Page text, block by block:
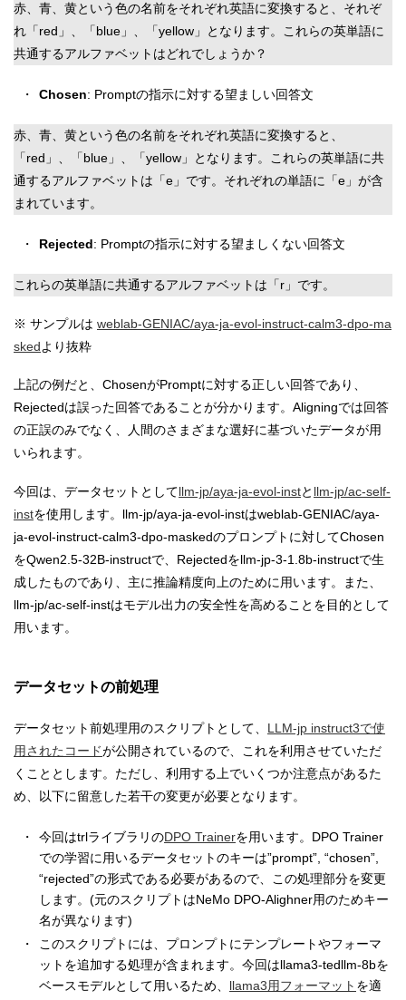
赤、青、黄という色の名前をそれぞれ英語に変換すると、それぞ
れ「red」、「blue」、「yellow」となります。これらの英単語に
共通するアルファベットはどれでしょうか？
Chosen: Promptの指示に対する望ましい回答文
赤、青、黄という色の名前をそれぞれ英語に変換すると、
「red」、「blue」、「yellow」となります。これらの英単語に共
通するアルファベットは「e」です。それぞれの単語に「e」が含
まれています。
Rejected: Promptの指示に対する望ましくない回答文
これらの英単語に共通するアルファベットは「r」です。
※ サンプルは weblab-GENIAC/aya-ja-evol-instruct-calm3-dpo-ma
skedより抜粋
上記の例だと、ChosenがPromptに対する正しい回答であり、
Rejectedは誤った回答であることが分かります。Aligningでは回答
の正誤のみでなく、人間のさまざまな選好に基づいたデータが用
いられます。
今回は、データセットとしてllm-jp/aya-ja-evol-instと llm-jp/ac-self-
instを使用します。llm-jp/aya-ja-evol-instはweblab-GENIAC/aya-
ja-evol-instruct-calm3-dpo-maskedのプロンプトに対してChosen
をQwen2.5-32B-instructで、Rejectedをllm-jp-3-1.8b-instructで生
成したものであり、主に推論精度向上のために用います。また、
llm-jp/ac-self-instはモデル出力の安全性を高めることを目的として
用います。
データセットの前処理
データセット前処理用のスクリプトとして、 LLM-jp instruct3で使
用されたコードが公開されているので、これを利用させていただ
くこととします。ただし、利用する上でいくつか注意点があるた
め、以下に留意した若干の変更が必要となります。
今回はtrlライブラリのDPO Trainerを用います。DPO Trainer
での学習に用いるデータセットのキーは”prompt”, “chosen”,
“rejected”の形式である必要があるので、この処理部分を変更
します。(元のスクリプトはNeMo DPO-Alighner用のためキー
名が異なります)
このスクリプトには、プロンプトにテンプレートやフォーマ
ットを追加する処理が含まれます。今回はllama3-tedllm-8bを
ベースモデルとして用いるため、 llama3用フォーマット を適